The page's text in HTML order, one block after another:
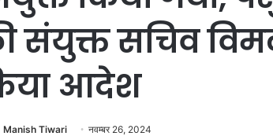
संयुक्त सचिव
आदेश
Manish Tiwari नवम्बर 26, 2024